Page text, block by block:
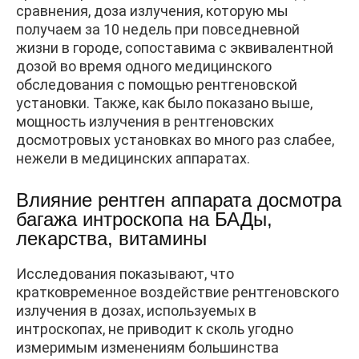
сравнения, доза излучения, которую мы
получаем за 10 недель при повседневной
жизни в городе, сопоставима с эквивалентной
дозой во время одного медицинского
обследования с помощью рентгеновской
установки. Также, как было показано выше,
мощность излучения в рентгеновских
досмотровых установках во много раз слабее,
нежели в медицинских аппаратах.
Влияние рентген аппарата досмотра
багажа интроскопа на БАДы,
лекарства, витамины
Исследования показывают, что
кратковременное воздействие рентгеновского
излучения в дозах, используемых в
интроскопах, не приводит к сколь угодно
измеримым изменениям большинства